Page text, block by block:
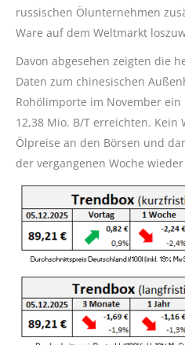
russischen Ölunternehmen
Ware auf dem Weltmarkt
Davon abgesehen zeigten die
Daten zum chinesischen
Rohölimporte im November ein
12,38 Mio. B/T erreichten. Kein
Ölpreise an den Börsen und
der vergangenen Woche